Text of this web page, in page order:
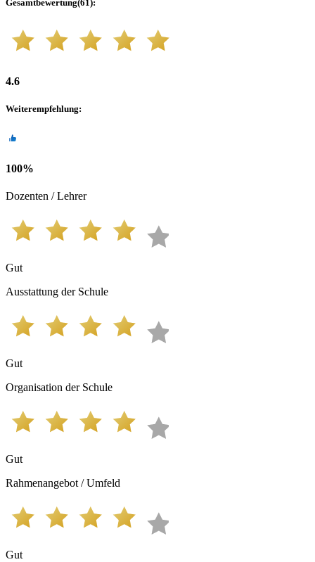
Gesamtbewertung(61 ):
4.6
Weiterempfehlung:
100%
Dozenten / Lehrer
Gut
Ausstattung der Schule
Gut
Organisation der Schule
Gut
Rahmenangebot / Umfeld
Gut